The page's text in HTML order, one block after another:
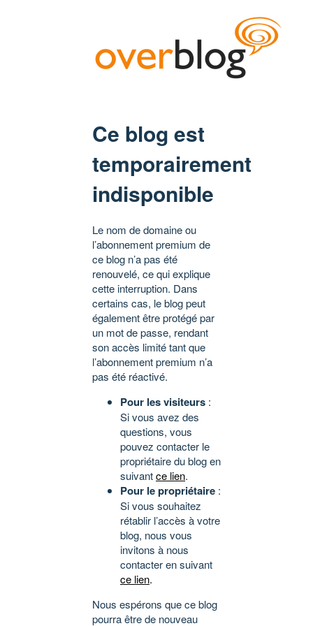
Ce blog est
temporairement
indisponible
Le nom de domaine ou
l’abonnement premium de
ce blog n’a pas été
renouvelé, ce qui explique
cette interruption. Dans
certains cas, le blog peut
également être protégé par
un mot de passe, rendant
son accès limité tant que
l’abonnement premium n’a
pas été réactivé.
Pour les visiteurs :
Si vous avez des
questions, vous
pouvez contacter le
propriétaire du blog en
suivantce lien.
Pour le propriétaire :
Si vous souhaitez
rétablir l’accès à votre
blog, nous vous
invitons à nous
contacter en suivant
ce lien.
Nous espérons que ce blog
pourra être de nouveau